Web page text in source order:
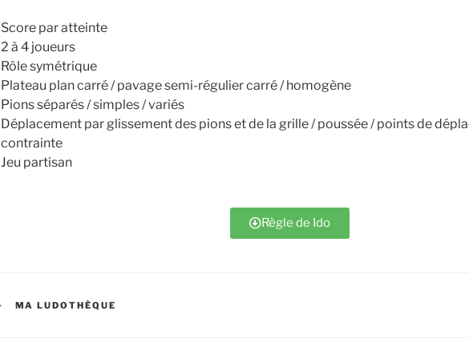
Score par atteinte
2 à 4 joueurs
Rôle symétrique
Plateau plan carré / pavage semi-régulier carré / homogène
Pions séparés / simples / variés
Déplacement par glissement des pions et de la grille / poussée / points de
contrainte
Jeu partisan
Règle de Ido
MA LUDOTHÈQUE